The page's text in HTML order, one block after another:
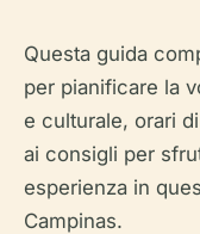
Questa guida
per pianificare la
e culturale, orari
ai consigli per
esperienza in
Campinas.